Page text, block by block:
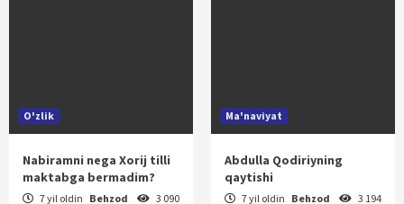
O'zlik
Nabiramni nega Xorij tilli
maktabga bermadim?
7 yil oldin Behzod 3 090
Ma'naviyat
Abdulla Qodiriyning
qaytishi
7 yil oldin Behzod 3 194